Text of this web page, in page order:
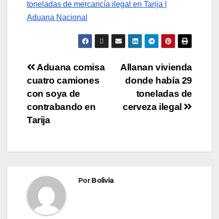
toneladas de mercancía ilegal en Tarija |
Aduana Nacional
Allanan vivienda
donde había 29
toneladas de
cerveza ilegal
Aduana comisa
cuatro camiones
con soya de
contrabando en
Tarija
PorBolivia